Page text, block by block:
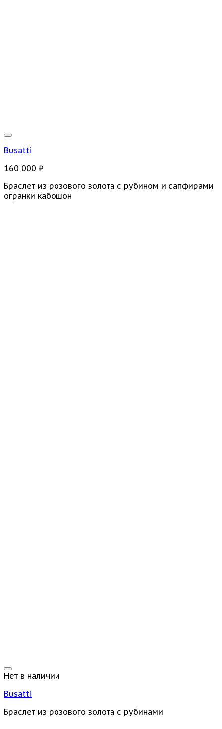
Busatti
160 000 ₽
Браслет из розового золота с рубином и сапфирами
огранки кабошон
Нет в наличии
Busatti
Браслет из розового золота с рубинами